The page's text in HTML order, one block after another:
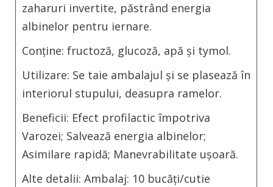
zaharuri invertite, păstrând energia
albinelor pentru iernare.
Conține: fructoză, glucoză, apă și tymol.
Utilizare: Se taie ambalajul și se plasează în
interiorul stupului, deasupra ramelor.
Beneficii: Efect profilactic împotriva
Varozei; Salvează energia albinelor;
Asimilare rapidă; Manevrabilitate ușoară.
Alte detalii: Ambalaj: 10 bucăți/cutie